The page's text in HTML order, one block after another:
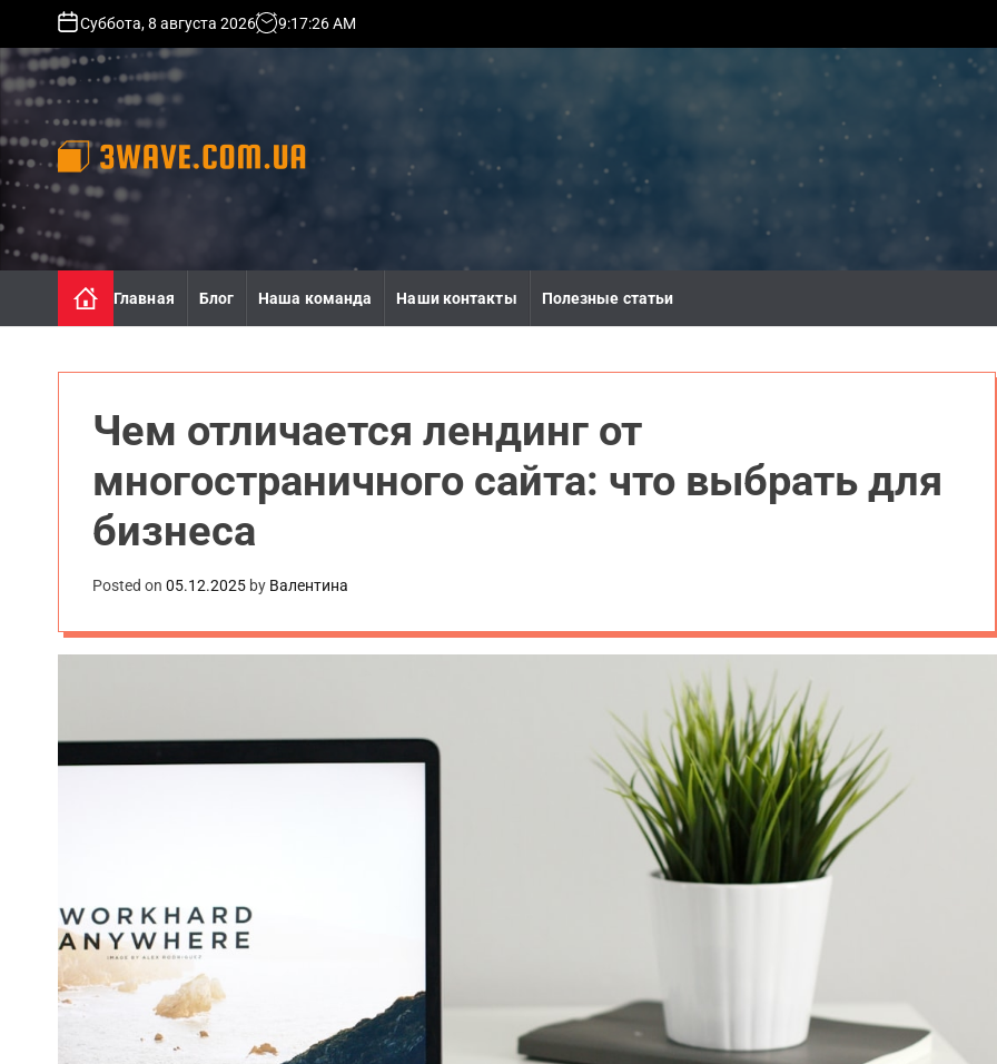
p
o
o
n
t
e
Суббота, 8 августа 2026 9:17:27AM
3
w
a
v
c
Главная Блог Наша команда Наши контакты Полезные статьи
Чем отличается лендинг от
многостраничного сайта: что выбрать для
бизнеса
Posted on 05.12.2025 by Валентина